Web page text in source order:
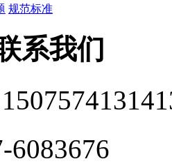
规范标准
系我们
6083676